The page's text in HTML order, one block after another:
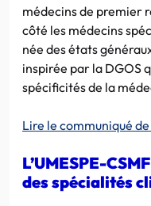
médecins de premier
côté les médecins
née des états
inspirée par la DGOS
spécificités de la
Lire le communiqué de
L’UMESPE-
des spécialités